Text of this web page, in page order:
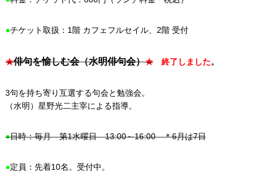
●チケット取扱：1階 カフェフルセイル、2階 受付
★俳句を愉しむ会（水明俳句会）★ 終了しました。
3句を持ち寄り互選する句会と勉強会。
（水明）星野光二主宰による指導。
●日時：毎月 第1水曜日 13:00～16:00 ＊6月は7日
●定員：先着10名。受付中。